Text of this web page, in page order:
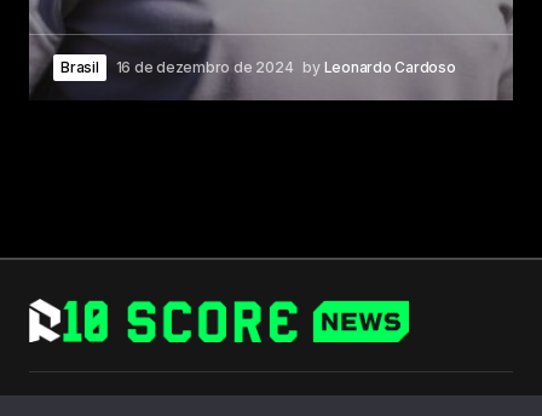
Brasil 16 de dezembro de 2024 by Leonardo Cardoso